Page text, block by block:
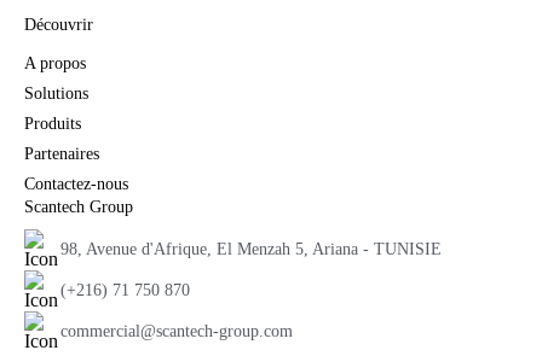
Découvrir
A propos
Solutions
Produits
Partenaires
Contactez-nous
Scantech Group
98, Avenue d'Afrique, El Menzah 5, Ariana - TUNISIE
(+216) 71 750 870
commercial@scantech-group.com